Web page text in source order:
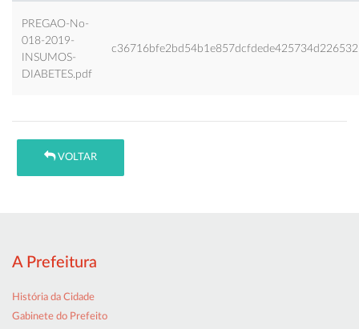
PREGAO-No-
018-2019-
INSUMOS-
DIABETES.pdf
c36716bfe2bd54b1e857dcfdede425734d226532
VOLTAR
A Prefeitura
História da Cidade
Gabinete do Prefeito